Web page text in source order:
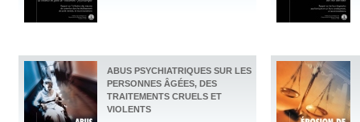
ABUS PSYCHIATRIQUES SUR LES
PERSONNES ÂGÉES, DES
TRAITEMENTS CRUELS ET
VIOLENTS